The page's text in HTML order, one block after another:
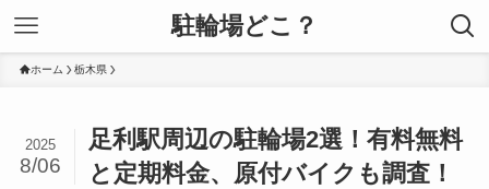
駐輪場どこ？
ホーム 栃木県
足利駅周辺の駐輪場2選！有料無料
と定期料金、原付バイクも調査！
2025
8/06